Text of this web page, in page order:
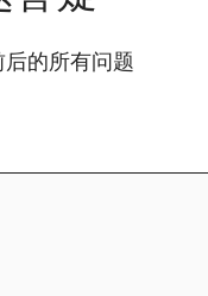
的所有问题